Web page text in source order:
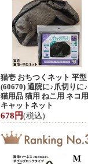
猫壱 おちつくネット 平型
(60670) 通院に♪爪切りに♪
猫用品 猫用 ねこ用 ネコ用
キャットネット
678円(税込)